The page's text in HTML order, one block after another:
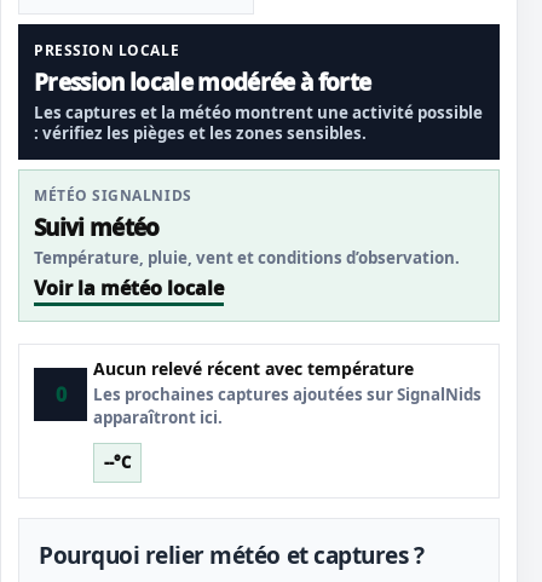
PRESSION LOCALE
Pression locale modérée à forte
Les captures et la météo montrent une activité possible
: vérifiez les pièges et les zones sensibles.
MÉTÉO SIGNALNIDS
Suivi météo
Température, pluie, vent et conditions d’observation.
Voir la météo locale
0
Aucun relevé récent avec température
Les prochaines captures ajoutées sur SignalNids
apparaîtront ici.
--°C
Pourquoi relier météo et captures ?